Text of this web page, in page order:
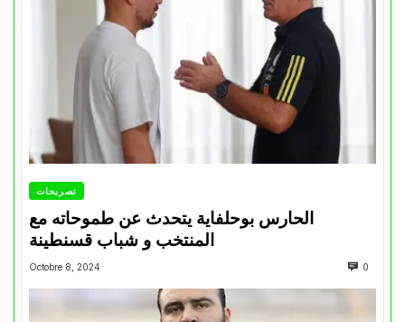
تصريحات
الحارس بوحلفاية يتحدث عن طموحاته مع
المنتخب و شباب قسنطينة
Octobre 8, 2024 0